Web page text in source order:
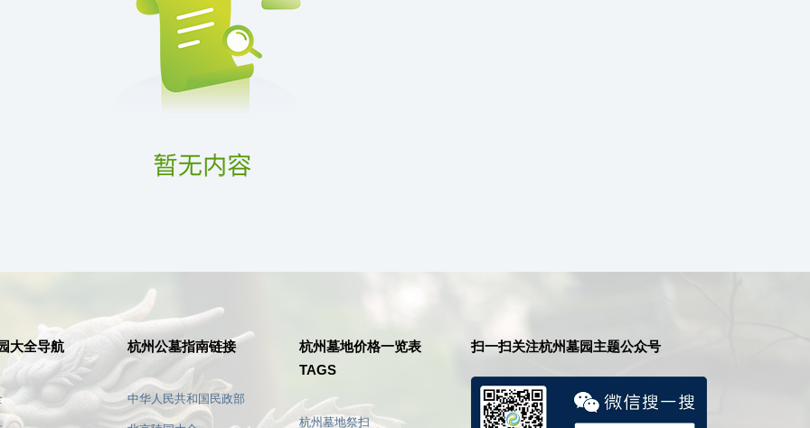
大全导航 杭州公墓指南链接
中华人民共和国民政部
杭州墓地价格一览表
TAGS
杭州墓地祭扫
扫一扫关注杭州墓园主题公众号